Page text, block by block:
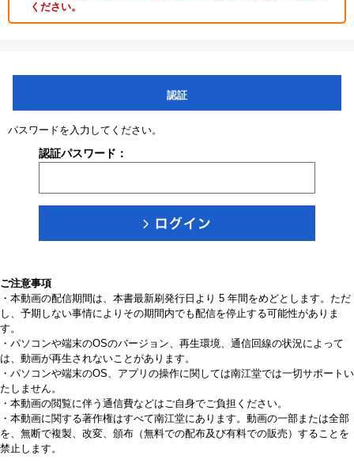
ください。
認証
パスワードを入力してください。
認証パスワード：
ご注意事項
・本動画の配信期間は、本書最新刷発行日より 5 年間をめどとします。ただ
し、予期しない事情によりその期間内でも配信を停止する可能性がありま
す。
・パソコンや端末のOSのバージョン、再生環境、通信回線の状況によって
は、動画が再生されないことがあります。
・パソコンや端末のOS、アプリの操作に関しては南江堂では一切サポートい
たしません。
・本動画の閲覧に伴う通信費などはご自身でご負担ください。
・本動画に関する著作権はすべて南江堂にあります。動画の一部または全部
を、無断で複製、改変、頒布（無料での配布及び有料での販売）することを
禁止します。